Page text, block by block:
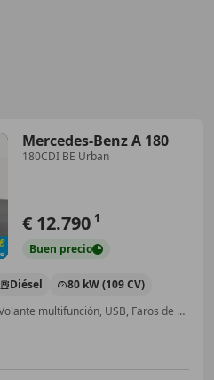
Mercedes-Benz A 180
180CDI BE Urban
€ 12.790 1
Buen precio
Diésel
80 kW (109 CV)
Bluetooth, Elevalunas eléctrico, Volante multifunción, USB, Faros de xenon, ABS, Llantas de aleación, Aire Acondicionado